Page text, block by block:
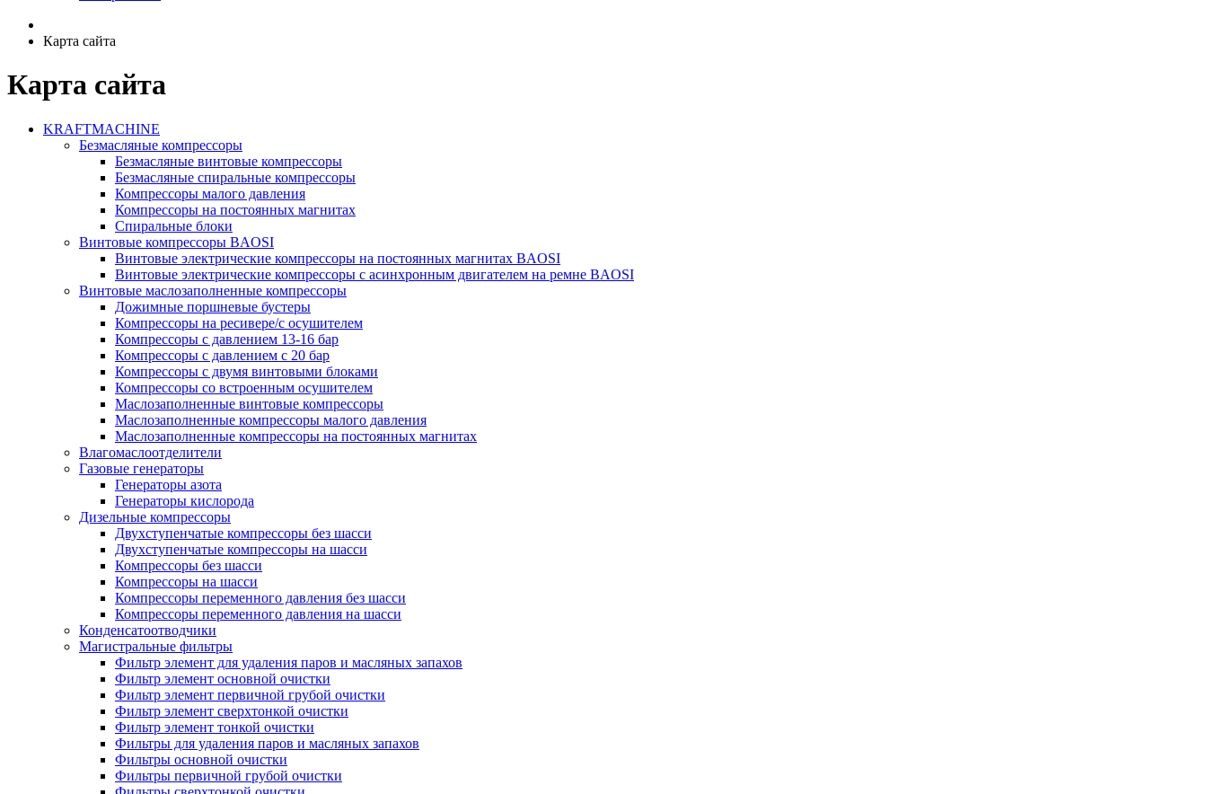
Карта сайта
Карта сайта
KRAFTMACHINE
Безмасляные компрессоры
Безмасляные винтовые компрессоры
Безмасляные спиральные компрессоры
Компрессоры малого давления
Компрессоры на постоянных магнитах
Спиральные блоки
Винтовые компрессоры BAOSI
Винтовые электрические компрессоры на постоянных магнитах BAOSI
Винтовые электрические компрессоры с асинхронным двигателем на ремне BAOSI
Винтовые маслозаполненные компрессоры
Дожимные поршневые бустеры
Компрессоры на ресивере/с осушителем
Компрессоры с давлением 13-16 бар
Компрессоры с давлением с 20 бар
Компрессоры с двумя винтовыми блоками
Компрессоры со встроенным осушителем
Маслозаполненные винтовые компрессоры
Маслозаполненные компрессоры малого давления
Маслозаполненные компрессоры на постоянных магнитах
Влагомаслоотделители
Газовые генераторы
Генераторы азота
Генераторы кислорода
Дизельные компрессоры
Двухступенчатые компрессоры без шасси
Двухступенчатые компрессоры на шасси
Компрессоры без шасси
Компрессоры на шасси
Компрессоры переменного давления без шасси
Компрессоры переменного давления на шасси
Конденсатоотводчики
Магистральные фильтры
Фильтр элемент для удаления паров и масляных запахов
Фильтр элемент основной очистки
Фильтр элемент первичной грубой очистки
Фильтр элемент сверхтонкой очистки
Фильтр элемент тонкой очистки
Фильтры для удаления паров и масляных запахов
Фильтры основной очистки
Фильтры первичной грубой очистки